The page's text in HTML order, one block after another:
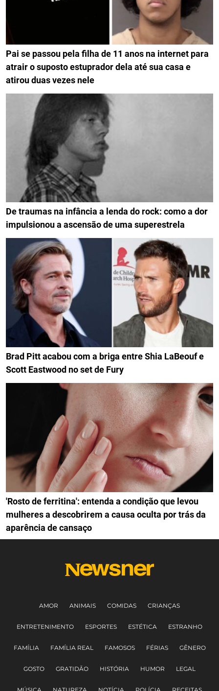
Pai se passou pela filha de 11 anos na internet para
atrair o suposto estuprador dela até sua casa e
atirou duas vezes nele
De traumas na infância a lenda do rock: como a dor
impulsionou a ascensão de uma superestrela
Brad Pitt acabou com a briga entre Shia LaBeouf e
Scott Eastwood no set de Fury
'Rosto de ferritina': entenda a condição que levou
mulheres a descobrirem a causa oculta por trás da
aparência de cansaço
AMOR ANIMAIS COMIDAS CRIANÇAS
ENTRETENIMENTO ESPORTES ESTÉTICA ESTRANHO
FAMÍLIA FAMÍLIA REAL FAMOSOS FÉRIAS GÊNERO
GOSTO GRATIDÃO HISTÓRIA HUMOR LEGAL